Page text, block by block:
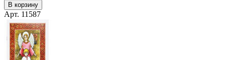
В корзину
Арт. 11587